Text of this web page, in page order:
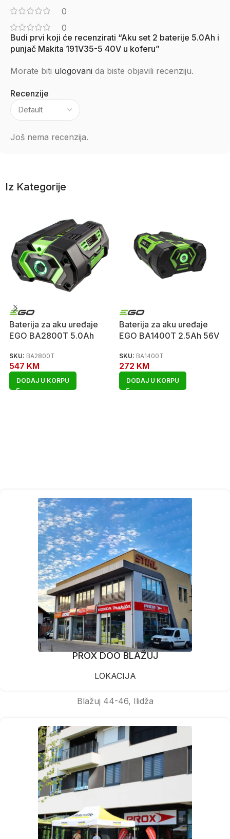
0
0
Recenzije
Još nema recenzija.
Budi prvi koji će recenzirati “Aku set 2 baterije 5.0Ah i
punjač Makita 191V35-5 40V u koferu”
Morate biti ulogovani da biste objavili recenziju.
Iz Kategorije
Baterija za aku uređaje
EGO BA2800T 5.0Ah
SKU: BA2800T
547 KM
DODAJ U KORPU
Baterija za aku uređaje
EGO BA1400T 2.5Ah 56V
SKU: BA1400T
272 KM
DODAJ U KORPU
PROX DOO BLAŽUJ
LOKACIJA
Blažuj 44-46, Ilidža